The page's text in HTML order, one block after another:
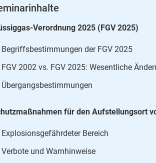
Verordnung 2025 (FGV 2025)
Begriffsbestimmungen der FGV 2025
FGV 2002 vs. FGV 2025: Wesentliche
Übergangsbestimmungen
für den Aufstellungsort
Explosionsgefährdeter Bereich
Verbote und Warnhinweise